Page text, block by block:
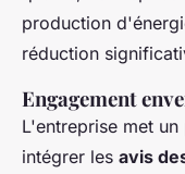
production
réduction
Engagement
L'entreprise met
intégrer les avis